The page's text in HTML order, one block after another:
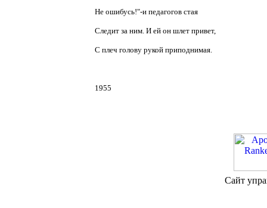
Не ошибусь!"-и педагогов стая
Следит за ним. И ей он шлет привет,
С плеч голову рукой приподнимая.
1955
Сайт